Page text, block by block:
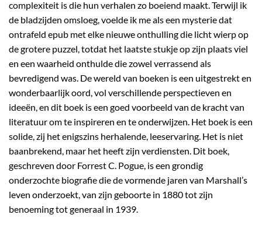
complexiteit is die hun verhalen zo boeiend maakt. Terwijl ik
de bladzijden omsloeg, voelde ik me als een mysterie dat
ontrafeld epub met elke nieuwe onthulling die licht wierp op
de grotere puzzel, totdat het laatste stukje op zijn plaats viel
en een waarheid onthulde die zowel verrassend als
bevredigend was. De wereld van boeken is een uitgestrekt en
wonderbaarlijk oord, vol verschillende perspectieven en
ideeën, en dit boek is een goed voorbeeld van de kracht van
literatuur om te inspireren en te onderwijzen. Het boek is een
solide, zij het enigszins herhalende, leeservaring. Het is niet
baanbrekend, maar het heeft zijn verdiensten. Dit boek,
geschreven door Forrest C. Pogue, is een grondig
onderzochte biografie die de vormende jaren van Marshall’s
leven onderzoekt, van zijn geboorte in 1880 tot zijn
benoeming tot generaal in 1939.